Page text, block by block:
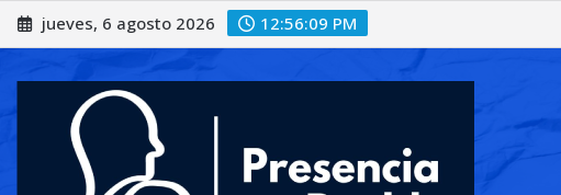
Saltar
al
jueves, 6 agosto 2026 12:56:11 PM